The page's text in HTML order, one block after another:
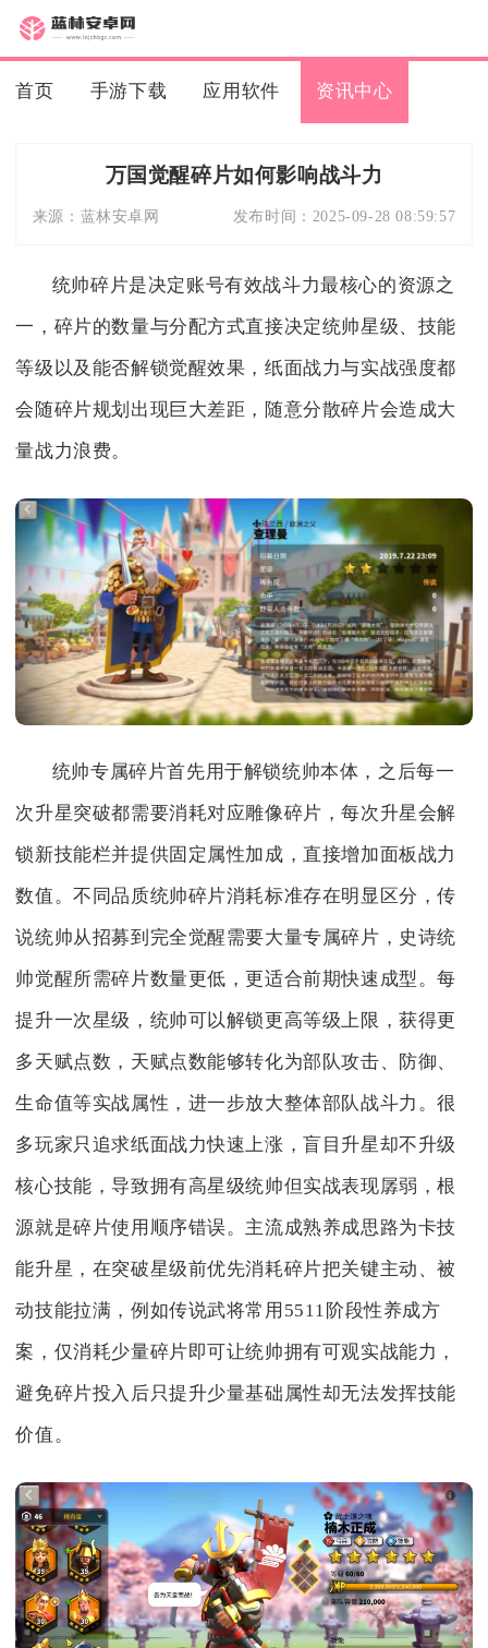
首页 手游下载 应用软件 资讯中心
万国觉醒碎片如何影响战斗力
来源： 蓝林安卓网 发布时间： 2025-09-28 08:59:57
统帅碎片是决定账号有效战斗力最核心的资源之
一，碎片的数量与分配方式直接决定统帅星级、技能
等级以及能否解锁觉醒效果，纸面战力与实战强度都
会随碎片规划出现巨大差距，随意分散碎片会造成大
量战力浪费。
统帅专属碎片首先用于解锁统帅本体，之后每一
次升星突破都需要消耗对应雕像碎片，每次升星会解
锁新技能栏并提供固定属性加成，直接增加面板战力
数值。不同品质统帅碎片消耗标准存在明显区分，传
说统帅从招募到完全觉醒需要大量专属碎片，史诗统
帅觉醒所需碎片数量更低，更适合前期快速成型。每
提升一次星级，统帅可以解锁更高等级上限，获得更
多天赋点数，天赋点数能够转化为部队攻击、防御、
生命值等实战属性，进一步放大整体部队战斗力。很
多玩家只追求纸面战力快速上涨，盲目升星却不升级
核心技能，导致拥有高星级统帅但实战表现孱弱，根
源就是碎片使用顺序错误。主流成熟养成思路为卡技
能升星，在突破星级前优先消耗碎片把关键主动、被
动技能拉满，例如传说武将常用5511阶段性养成方
案，仅消耗少量碎片即可让统帅拥有可观实战能力，
避免碎片投入后只提升少量基础属性却无法发挥技能
价值。